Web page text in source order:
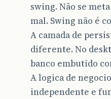
swing. Não se
mal. Swing não é
A camada de
diferente. No
banco embutido
A logica de
independente e